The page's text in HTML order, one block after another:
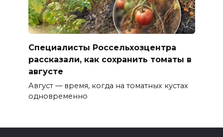
Специалисты Россельхозцентра
рассказали, как сохранить томаты в
августе
Август — время, когда на томатных кустах
одновременно